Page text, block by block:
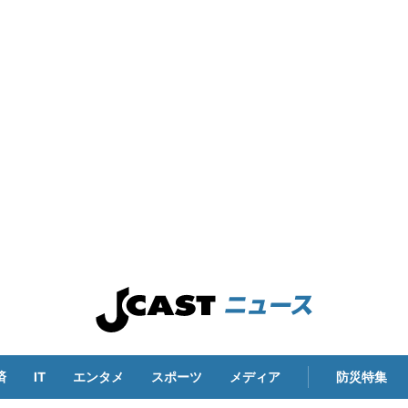
IT エンタメ スポーツ メディア 防災特集